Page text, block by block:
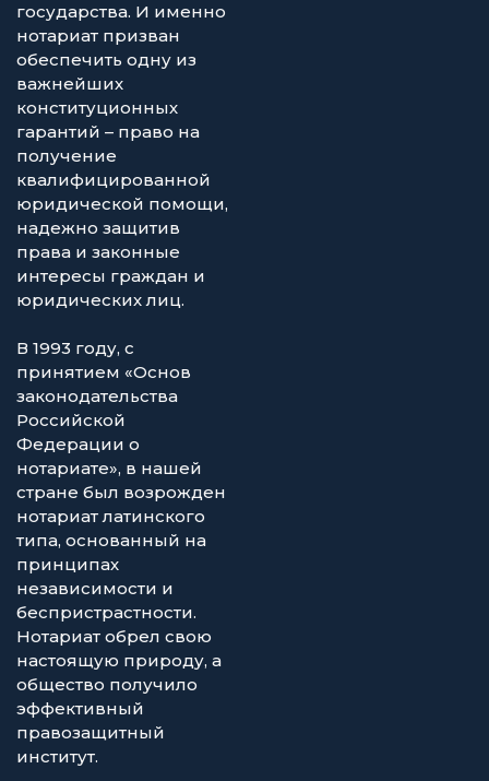
государства. И именно
нотариат призван
обеспечить одну из
важнейших
конституционных
гарантий – право на
получение
квалифицированной
юридической помощи,
надежно защитив
права и законные
интересы граждан и
юридических лиц.
В 1993 году, с
принятием «Основ
законодательства
Российской
Федерации о
нотариате», в нашей
стране был возрожден
нотариат латинского
типа, основанный на
принципах
независимости и
беспристрастности.
Нотариат обрел свою
настоящую природу, а
общество получило
эффективный
правозащитный
институт.